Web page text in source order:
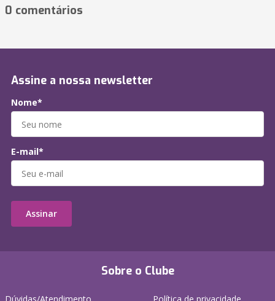
0 comentários
Sobre o Clube
Assine a nossa newsletter
Nome*
E-mail*
Assinar